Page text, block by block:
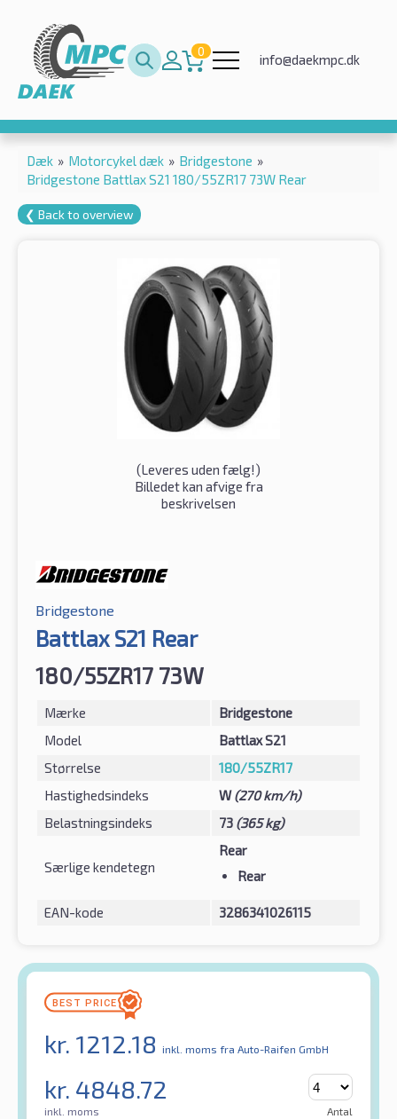
0
info@daekmpc.dk
Dæk » Motorcykel dæk » Bridgestone »
Bridgestone Battlax S21 180/55ZR17 73W Rear
❮ Back to overview
(Leveres uden fælg!)
Billedet kan afvige fra
beskrivelsen
Bridgestone
Battlax S21 Rear
180/55ZR17 73W
Mærke
Bridgestone
Model
Battlax S21
Størrelse
180/55ZR17
Hastighedsindeks
W(270 km/h)
Belastningsindeks
73 (365 kg)
Særlige kendetegn
Rear
Rear
EAN-kode 3286341026115
kr. 1212.18 inkl. moms fra Auto-Raifen GmbH
kr. 4848.72
inkl. moms Antal